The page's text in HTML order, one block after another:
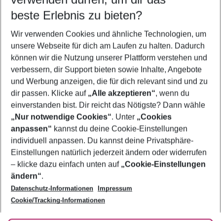
5-8 Nächte
2 Erwachsene Keine Kinder
Mehr Filter anzeigen
Footer
Footer navigation
Über uns
AGB
Bestpreisgarantie
Cookie-Einstellungen ändern
Cookie-Richtlinie
Agenturbetreuung
Barrierefreies Reisen
Folge uns
beste Erlebnis zu bieten?
Wir verwenden Cookies und ähnliche Technologien, um
unsere Webseite für dich am Laufen zu halten. Dadurch
können wir die Nutzung unserer Plattform verstehen und
verbessern, dir Support bieten sowie Inhalte, Angebote
und Werbung anzeigen, die für dich relevant sind und zu
dir passen. Klicke auf „Alle akzeptieren“, wenn du
einverstanden bist. Dir reicht das Nötigste? Dann wähle
„Nur notwendige Cookies“. Unter „Cookies
anpassen“ kannst du deine Cookie-Einstellungen
individuell anpassen. Du kannst deine Privatsphäre-
Einstellungen natürlich jederzeit ändern oder widerrufen
– klicke dazu einfach unten auf „Cookie-Einstellungen
ändern“.
Datenschutz-Informationen
Impressum
Cookie/Tracking-Informationen